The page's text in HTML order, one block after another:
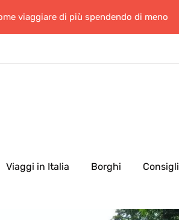
viaggiare di più spendendo di meno
Viaggi in Italia Borghi Consigli